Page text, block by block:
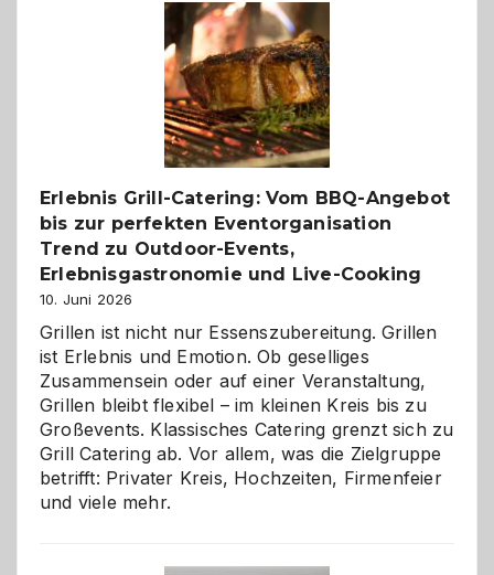
–
die
Gelegenheit,
neue
Reiseziele
zu
entdecken
Erlebnis Grill-Catering: Vom BBQ-Angebot
bis zur perfekten Eventorganisation
Trend zu Outdoor-Events,
Erlebnisgastronomie und Live-Cooking
10. Juni 2026
Grillen ist nicht nur Essenszubereitung. Grillen
ist Erlebnis und Emotion. Ob geselliges
Zusammensein oder auf einer Veranstaltung,
Grillen bleibt flexibel – im kleinen Kreis bis zu
Großevents. Klassisches Catering grenzt sich zu
Grill Catering ab. Vor allem, was die Zielgruppe
betrifft: Privater Kreis, Hochzeiten, Firmenfeier
und viele mehr.